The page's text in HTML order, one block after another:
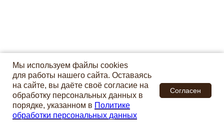
Мы используем файлы cookies
для работы нашего сайта. Оставаясь
на сайте, вы даёте своё согласие на
обработку персональных данных в
порядке, указанном в Политике
обработки персональных данных
Согласен